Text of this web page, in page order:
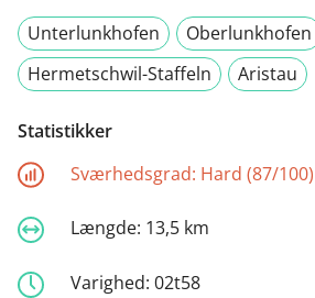
Unterlunkhofen
Oberlunkhofen
Hermetschwil-Staffeln
Aristau
Statistikker
Sværhedsgrad: Hard (87/100)
Længde: 13,5 km
Varighed: 02t58